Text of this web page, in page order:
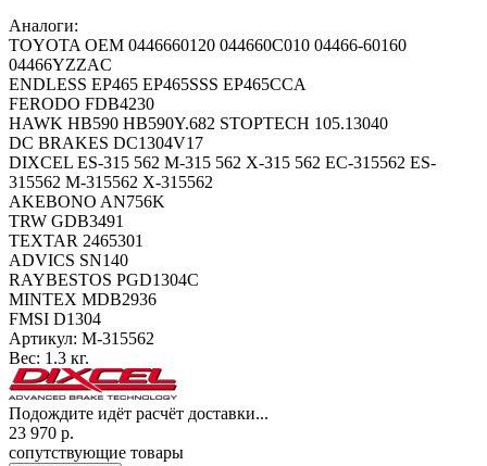
Аналоги:
TOYOTA OEM 0446660120 044660C010 04466-60160
04466YZZAC
ENDLESS EP465 EP465SSS EP465CCA
FERODO FDB4230
HAWK HB590 HB590Y.682 STOPTECH 105.13040
DC BRAKES DC1304V17
DIXCEL ES-315 562 M-315 562 X-315 562 EC-315562 ES-
315562 M-315562 X-315562
AKEBONO AN756K
TRW GDB3491
TEXTAR 2465301
ADVICS SN140
RAYBESTOS PGD1304C
MINTEX MDB2936
FMSI D1304
Артикул: M-315562
Вес: 1.3 кг.
Подождите идёт расчёт доставки...
23 970 р.
сопутствующие товары